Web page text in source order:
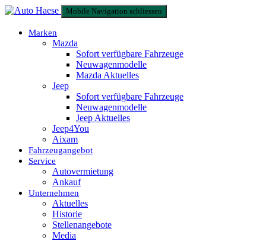
Mobile Navigation schliessen
Marken
Mazda
Sofort verfügbare Fahrzeuge
Neuwagenmodelle
Mazda Aktuelles
Jeep
Sofort verfügbare Fahrzeuge
Neuwagenmodelle
Jeep Aktuelles
Jeep4You
Aixam
Fahrzeugangebot
Service
Autovermietung
Ankauf
Unternehmen
Aktuelles
Historie
Stellenangebote
Media